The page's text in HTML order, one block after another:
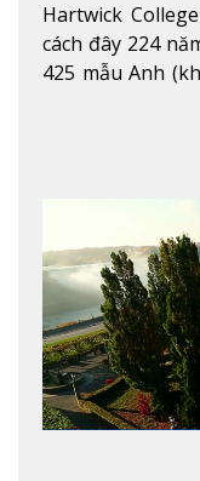
Hartwick
cách đây 224
425 mẫu Anh